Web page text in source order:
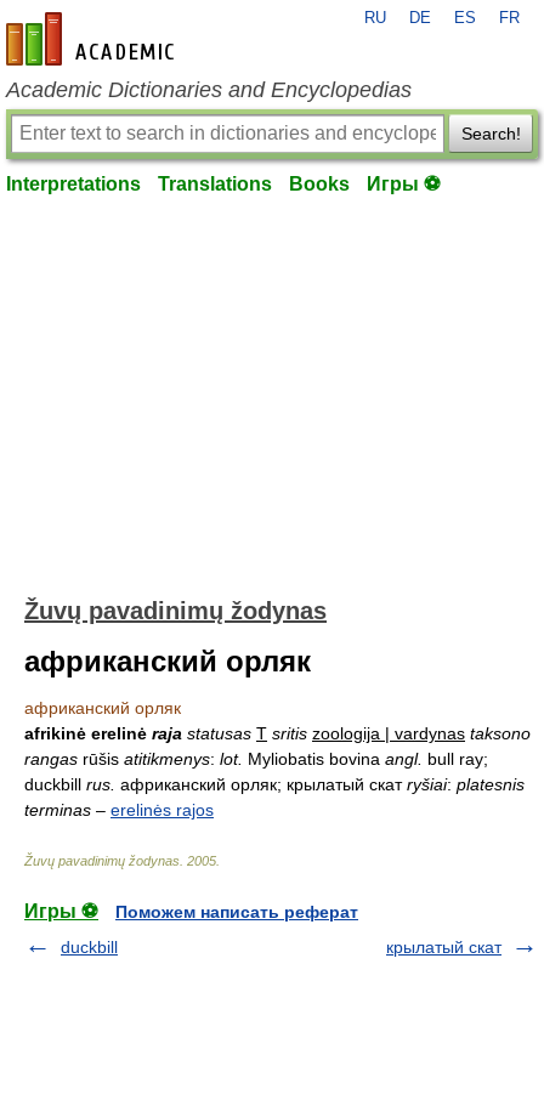
en-academic.com
RU DE ES FR
Academic Dictionaries and Encyclopedias
Search!
Interpretations Translations Books Игры ⚽
Žuvų pavadinimų žodynas
африканский орляк
африканский орляк
afrikinė erelinė raja statusas T sritis zoologija | vardynas taksono
rangas rūšis atitikmenys: lot. Myliobatis bovina angl. bull ray;
duckbill rus. африканский орляк; крылатый скатryšiai: platesnis
terminas – erelinės rajos
Žuvų pavadinimų žodynas 2005
Игры ⚽
Поможем написать реферат
duckbill
крылатый скат